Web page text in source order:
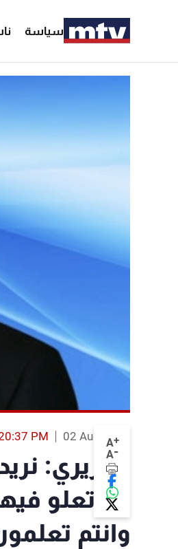
سياسة
A+
A-
02 Aug 2013
PM
الحريري:
ولا تعلو
وانتم